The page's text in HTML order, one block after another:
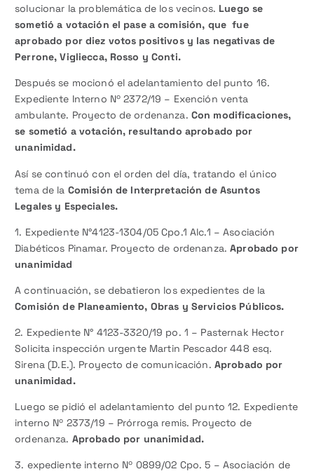
solucionar la problemática de los vecinos. Luego se
sometió a votación el pase a comisión, que fue
aprobado por diez votos positivos y las negativas de
Perrone, Vigliecca, Rosso y Conti.
Después se mocionó el adelantamiento del punto 16.
Expediente Interno Nº 2372/19 – Exención venta
ambulante. Proyecto de ordenanza. Con modificaciones,
se sometió a votación, resultando aprobado por
unanimidad.
Así se continuó con el orden del día, tratando el único
tema de la Comisión de Interpretación de Asuntos
Legales y Especiales.
1. Expediente N°4123-1304/05 Cpo.1 Alc.1 – Asociación
Diabéticos Pinamar. Proyecto de ordenanza.Aprobado por
unanimidad
A continuación, se debatieron los expedientes de la
Comisión de Planeamiento, Obras y Servicios Públicos.
2. Expediente N° 4123-3320/19 po. 1 – Pasternak Hector
Solicita inspección urgente Martin Pescador 448 esq.
Sirena (D.E.). Proyecto de comunicación. Aprobado por
unanimidad.
Luego se pidió el adelantamiento del punto 12. Expediente
interno Nº 2373/19 – Prórroga remis. Proyecto de
ordenanza. Aprobado por unanimidad.
3. expediente interno Nº 0899/02 Cpo. 5 – Asociación de